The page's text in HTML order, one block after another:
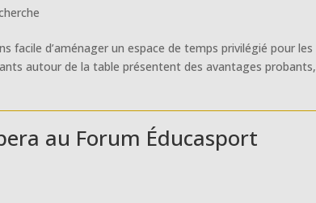
facile d’aménager un espace de temps privilégié pour les
autour de la table présentent des avantages probants,
au Forum Éducasport